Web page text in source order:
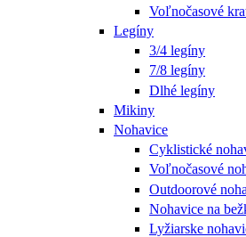
Voľnočasové
Legíny
3/4 legíny
7/8 legíny
Dlhé legíny
Mikiny
Nohavice
Cyklistické
Voľnočasové
Outdoorové
Nohavice na
Lyžiarske